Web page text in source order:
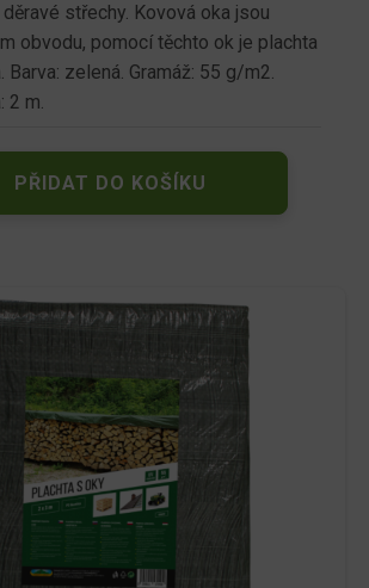
střechy. Kovová oka jsou
obvodu, pomocí těchto ok je plachta
Barva: zelená. Gramáž: 55 g/m2.
2 m.
PŘIDAT DO KOŠÍKU